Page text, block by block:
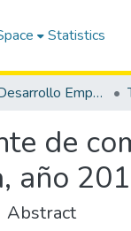
Statistics
Carrera de Desarrollo Empresarial
de
año
Abstract